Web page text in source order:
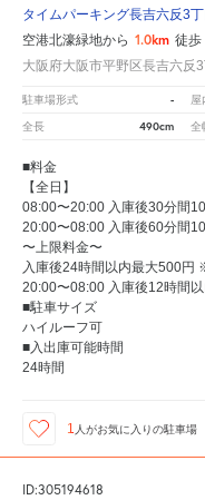
タイムパーキング長吉六反3丁
空港北濠緑地から 1.0km 徒歩
大阪府大阪市平野区長吉六反
駐車場形式 - 屋
全長 490cm 全
■料金
【全日】
08:00〜20:00 入庫後30分間
20:00〜08:00 入庫後60分間
〜上限料金〜
入庫後24時間以内最大500円
20:00〜08:00 入庫後12時間
■駐車サイズ
ハイルーフ可
■入出庫可能時間
24時間
1 人がお気に入りの駐車場
ID:305194618